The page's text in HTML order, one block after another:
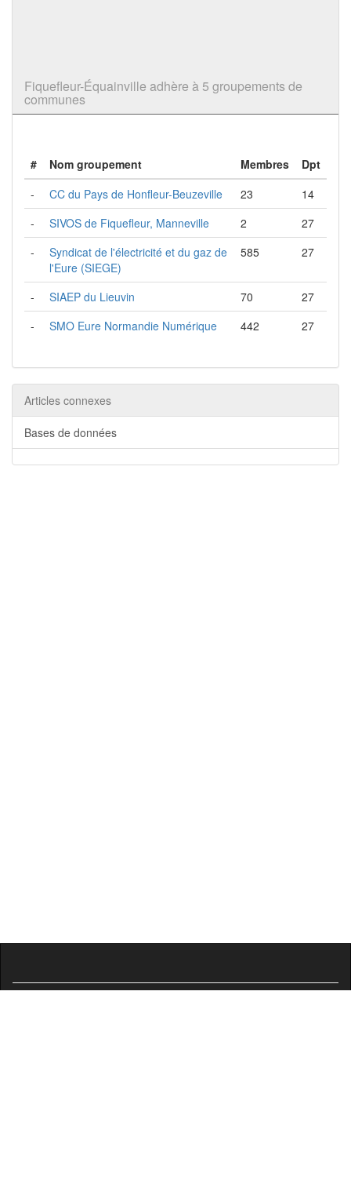
Fiquefleur-Équainville adhère à 5 groupements de
communes
# Nom groupement Membres
Dpt
-
CC du Pays de Honfleur-Beuzeville 23
14
-
SIVOS de Fiquefleur, Manneville 2
27
-
Syndicat de l'électricité et du gaz de
l'Eure (SIEGE)
585 27
- SIAEP du Lieuvin 70
27
-
SMO Eure Normandie Numérique 442 27
Articles connexes
Bases de données